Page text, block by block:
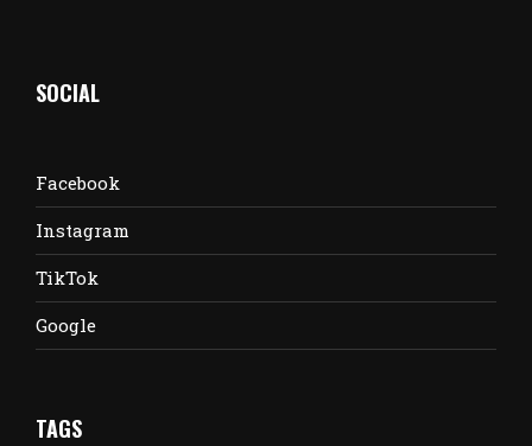
SOCIAL
Facebook
Instagram
TikTok
Google
TAGS